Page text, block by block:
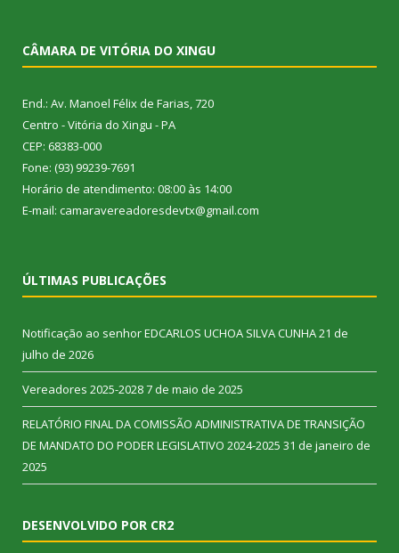
CÂMARA DE VITÓRIA DO XINGU
End.: Av. Manoel Félix de Farias, 720
Centro - Vitória do Xingu - PA
CEP: 68383-000
Fone: (93) 99239-7691
Horário de atendimento: 08:00 às 14:00
E-mail: camaravereadoresdevtx@gmail.com
ÚLTIMAS PUBLICAÇÕES
Notificação ao senhor EDCARLOS UCHOA SILVA CUNHA21 de
julho de 2026
Vereadores 2025-20287 de maio de 2025
RELATÓRIO FINAL DA COMISSÃO ADMINISTRATIVA DE TRANSIÇÃO
DE MANDATO DO PODER LEGISLATIVO 2024-2025 31 de janeiro de
2025
DESENVOLVIDO POR CR2